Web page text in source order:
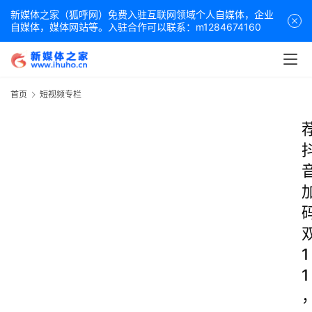
新媒体之家（狐呼网）免费入驻互联网领域个人自媒体，企业
自媒体，媒体网站等。入驻合作可以联系：m1284674160
首页 短视频专栏
1
1